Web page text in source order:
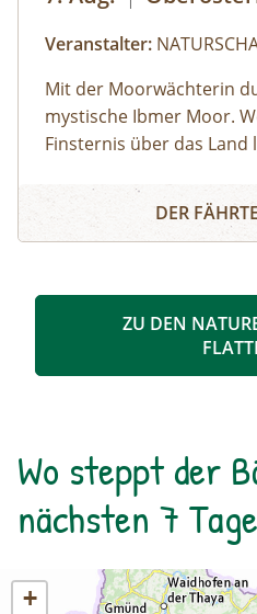
Veranstalter:
Mit der Moorwächterin
mystische Ibmer Moor.
Finsternis über das Land
Moorkomplex
und Pflanzen ideale
Moorgeheimnis.Infos
Irrlichter und Moorgeister
DER
ZU DEN
Wo steppt der
nächsten 7
+